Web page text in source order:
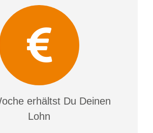
erhältst Du Deinen
Lohn